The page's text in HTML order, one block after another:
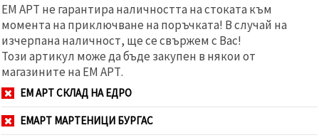
ЕМ АРТ не гарантира наличността на стоката към
момента на приключване на поръчката! В случай на
изчерпана наличност, ще се свържем с Вас!
Този артикул може да бъде закупен в някои от
магазините на ЕМ АРТ.
ЕМ АРТ СКЛАД НА ЕДРО
ЕМАРТ МАРТЕНИЦИ БУРГАС